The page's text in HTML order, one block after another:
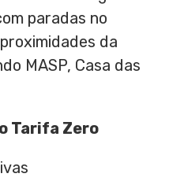
paradas no
da
MASP, Casa das
Tarifa Zero